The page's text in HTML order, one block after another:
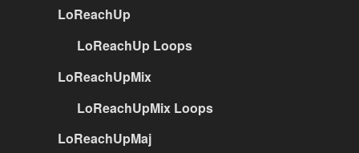
LoReachUp
LoReachUp Loops
LoReachUpMix
LoReachUpMix Loops
LoReachUpMaj